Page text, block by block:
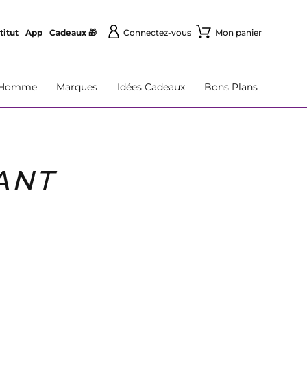
App Cadeaux 🎁 Connectez-vous Mon panier
Marques Idées Cadeaux Bons Plans